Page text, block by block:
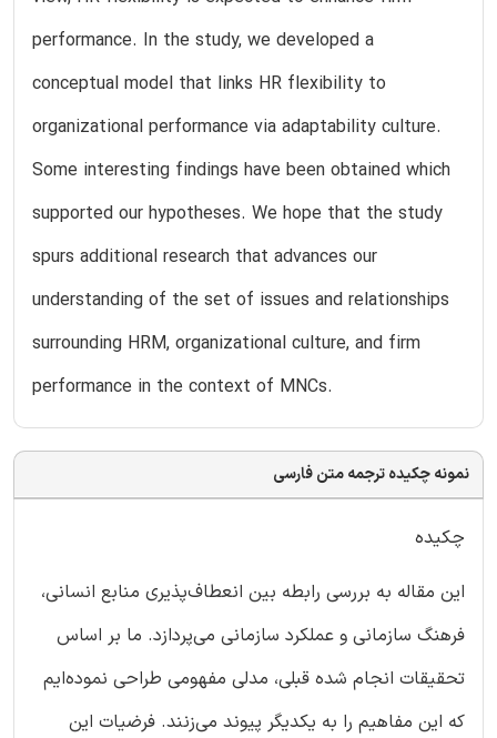
performance. In the study, we developed a
conceptual model that links HR flexibility to
organizational performance via adaptability culture.
Some interesting findings have been obtained which
supported our hypotheses. We hope that the study
spurs additional research that advances our
understanding of the set of issues and relationships
surrounding HRM, organizational culture, and firm
performance in the context of MNCs.
نمونه چکیده ترجمه متن فارسی
چکیده
این مقاله به بررسی رابطه بین انعطاف‌پذیری منابع انسانی،
فرهنگ سازمانی و عملکرد سازمانی می‌پردازد. ما بر اساس
تحقیقات انجام شده قبلی، مدلی مفهومی طراحی نموده‌ایم
که این مفاهیم را به یکدیگر پیوند می‌زنند. فرضیات این